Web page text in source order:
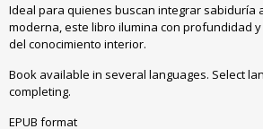
Ideal para quienes buscan integrar sabiduría
moderna,este libro ilumina con profundidad
del conocimiento interior.
Book available in several languages. Select
completing.
EPUB format